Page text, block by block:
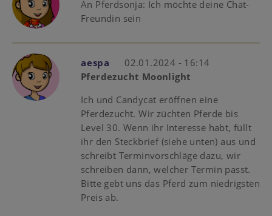
An Pferdsonja: Ich möchte deine Chat-
Freundin sein
aespa
02.01.2024 - 16:14
Pferdezucht Moonlight
Ich und Candycat eröffnen eine
Pferdezucht. Wir züchten Pferde bis
Level 30. Wenn ihr Interesse habt, füllt
ihr den Steckbrief (siehe unten) aus und
schreibt Terminvorschläge dazu, wir
schreiben dann, welcher Termin passt.
Bitte gebt uns das Pferd zum niedrigsten
Preis ab.